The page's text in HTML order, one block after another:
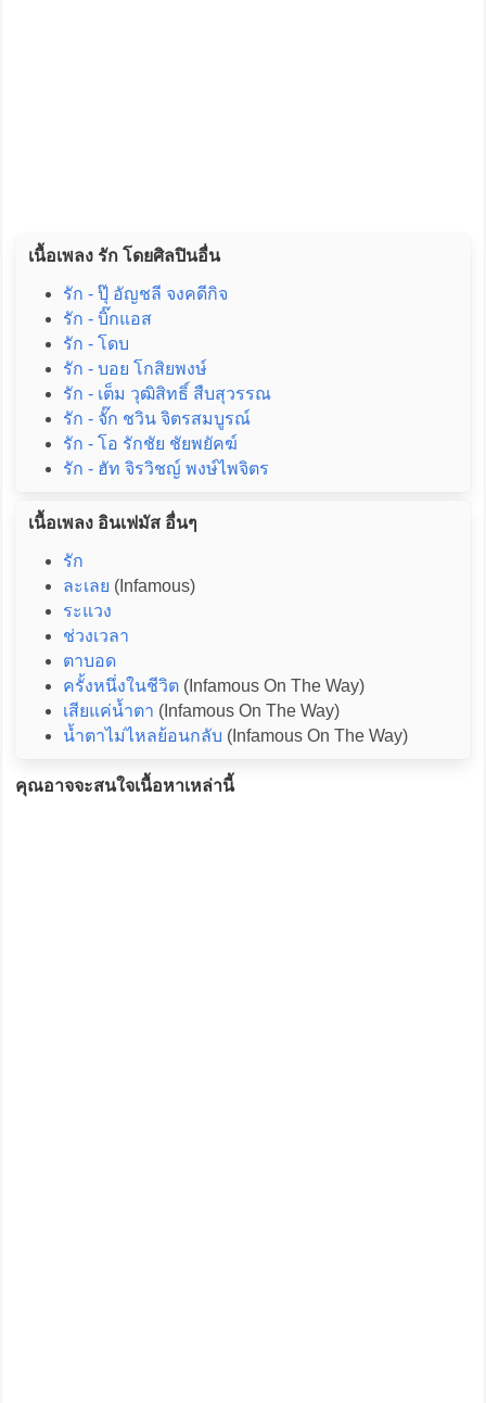
เนื้อเพลง รัก โดยศิลปินอื่น
รัก - ปุ๊ อัญชลี จงคดีกิจ
รัก - บิ๊กแอส
รัก - โดบ
รัก - บอย โกสิยพงษ์
รัก - เต็ม วุฒิสิทธิ์ สืบสุวรรณ
รัก - จั๊ก ชวิน จิตรสมบูรณ์
รัก - โอ รักชัย ชัยพยัคฆ์
รัก - ฮัท จิรวิชญ์ พงษ์ไพจิตร
เนื้อเพลง อินเฟมัส อื่นๆ
รัก
ละเลย (Infamous)
ระแวง
ช่วงเวลา
ตาบอด
ครั้งหนึ่งในชีวิต(Infamous On The Way)
เสียแค่น้ำตา (Infamous On The Way)
น้ำตาไม่ไหลย้อนกลับ (Infamous On The Way)
คุณอาจจะสนใจเนื้อหาเหล่านี้